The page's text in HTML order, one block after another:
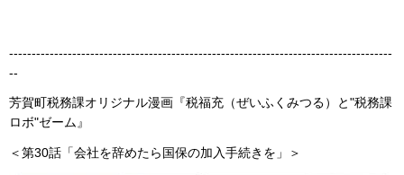
-------------------------------------------------------------------------------------
--
芳賀町税務課オリジナル漫画『税福充（ぜいふくみつる）と"税務課
ロボ"ゼーム』
＜第30話「会社を辞めたら国保の加入手続きを」＞